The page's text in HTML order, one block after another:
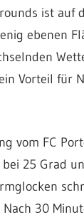
ist auf
ebenen
Vorteil für
vom FC
25 Grad
30